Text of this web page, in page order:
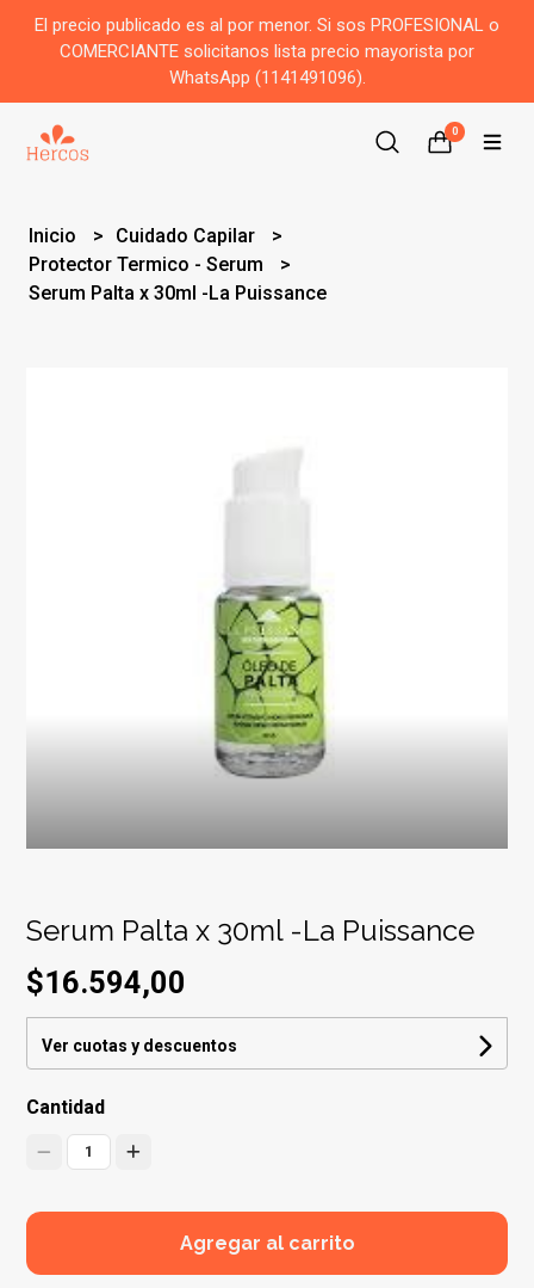
El precio publicado es al por menor. Si sos PROFESIONAL o
COMERCIANTE solicitanos lista precio mayorista por
WhatsApp (1141491096).
0
Inicio
Cuidado Capilar
Protector Termico - Serum
Serum Palta x 30ml -La Puissance
Serum Palta x 30ml -La Puissance
$16.594,00
Ver cuotas y descuentos
Cantidad
1
Agregar al carrito